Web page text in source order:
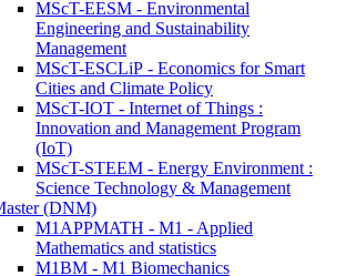
MScT-EESM - Environmental
Engineering and Sustainability
Management
MScT-ESCLiP - Economics for Smart
Cities and Climate Policy
MScT-IOT - Internet of Things :
Innovation and Management Program
(IoT)
MScT-STEEM - Energy Environment :
Science Technology & Management
(DNM)
M1APPMATH - M1 - Applied
Mathematics and statistics
M1BM - M1 Biomechanics